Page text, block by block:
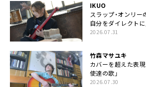
IKUO
スラップ・オンリ
自分をダイレクトに
2026.07.31
竹森マサユキ
カバーを超えた表
使達の歌」
2026.07.30